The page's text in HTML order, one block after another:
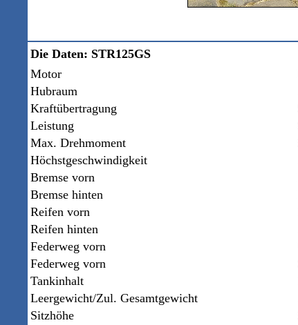
Die Daten: STR125GS
Motor
Hubraum
Kraftübertragung
Leistung
Max. Drehmoment
Höchstgeschwindigkeit
Bremse vorn
Bremse hinten
Reifen vorn
Reifen hinten
Federweg vorn
Federweg vorn
Tankinhalt
Leergewicht/Zul. Gesamtgewicht
Sitzhöhe